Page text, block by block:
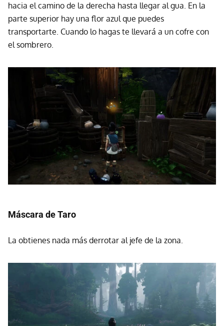
hacia el camino de la derecha hasta llegar al gua. En la
parte superior hay una flor azul que puedes
transportarte. Cuando lo hagas te llevará a un cofre con
el sombrero.
Máscara de Taro
La obtienes nada más derrotar al jefe de la zona.